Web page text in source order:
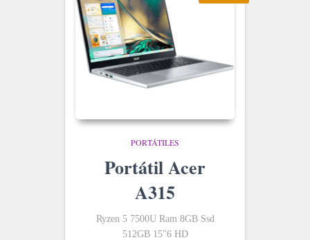
PORTÁTILES
Portátil Acer
A315
Ryzen 5 7500U Ram 8GB Ssd
512GB 15″6 HD